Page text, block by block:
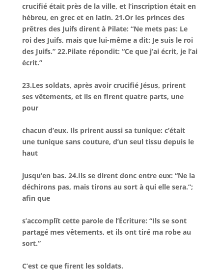
crucifié était près de la ville, et l’inscription était en
hébreu, en grec et en latin. 21.Or les princes des
prêtres des Juifs dirent à Pilate: “Ne mets pas: Le
roi des Juifs, mais que lui-même a dit: Je suis le roi
des Juifs.” 22.Pilate répondit: “Ce que j’ai écrit, je l’ai
écrit.”
23.Les soldats, après avoir crucifié Jésus, prirent
ses vêtements, et ils en firent quatre parts, une
pour
chacun d’eux. Ils prirent aussi sa tunique: c’était
une tunique sans couture, d’un seul tissu depuis le
haut
jusqu’en bas. 24.Ils se dirent donc entre eux: “Ne la
déchirons pas, mais tirons au sort à qui elle sera.”;
afin que
s’accomplît cette parole de l’Écriture: “Ils se sont
partagé mes vêtements, et ils ont tiré ma robe au
sort.”
C’est ce que firent les soldats.